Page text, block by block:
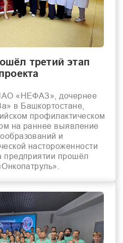
третий этап
«НЕФАЗ», дочернее
в Башкортостане,
профилактическом
на раннее выявление
и
настороженности
предприятии прошёл